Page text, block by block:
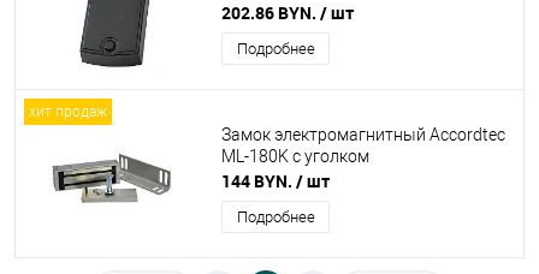
202.86 BYN. / шт
Подробнее
хит продаж
Замок электромагнитный Accordtec
ML-180K с уголком
144 BYN. / шт
Подробнее